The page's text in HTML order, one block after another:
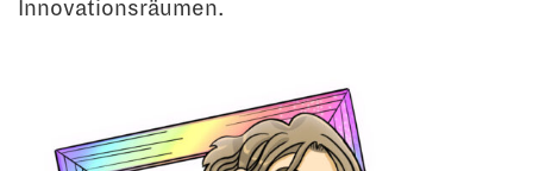
Innovationsräumen.